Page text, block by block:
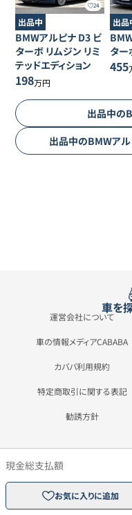
現金総支払額
お気に入りに追加
24
出品中
BMWアルピナ D3 ビ
ターボ リムジン リミ
テッドエディション
198万円
出品
ター
455
出品中の
出品中のBMWア
車を
運営会社について
車の情報メディアCABABA
カババ利用規約
特定商取引に関する表記
勧誘方針